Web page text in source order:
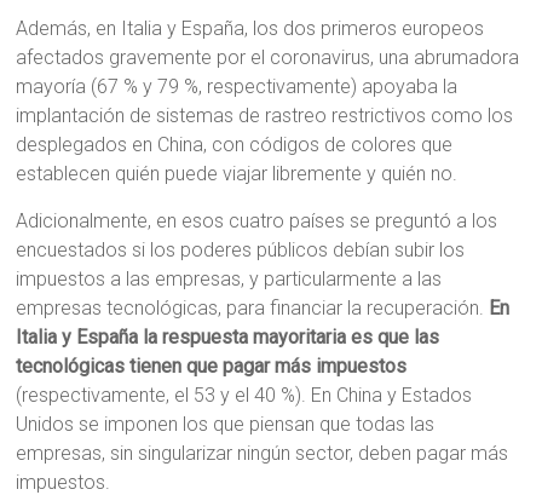
Además, en Italia y España, los dos primeros europeos
afectados gravemente por el coronavirus, una abrumadora
mayoría (67 % y 79 %, respectivamente) apoyaba la
implantación de sistemas de rastreo restrictivos como los
desplegados en China, con códigos de colores que
establecen quién puede viajar libremente y quién no.
Adicionalmente, en esos cuatro países se preguntó a los
encuestados si los poderes públicos debían subir los
impuestos a las empresas, y particularmente a las
empresas tecnológicas, para financiar la recuperación. En
Italia y España la respuesta mayoritaria es que las
tecnológicas tienen que pagar más impuestos
(respectivamente, el 53 y el 40 %). En China y Estados
Unidos se imponen los que piensan que todas las
empresas, sin singularizar ningún sector, deben pagar más
impuestos.